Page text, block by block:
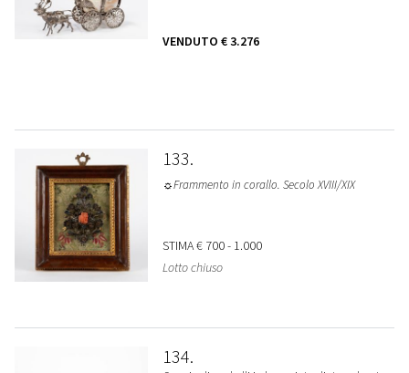
VENDUTO € 3.276
133
☼Frammento in corallo. Secolo XVIII/XIX
STIMA€ 700 - 1.000
Lotto chiuso
134